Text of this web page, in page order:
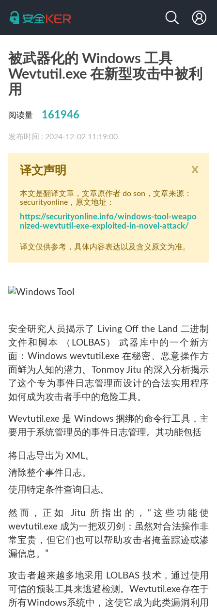
被武器化的 Windows 工具
Wevtutil.exe 在新型攻击中被利
用
阅读量 161946
发布时间 : 2024-12-02 11:19:00
x
译文声明
本文是翻译文章，文章原作者 do son ，文章来源：
securityonline，原文地址：
https://securityonline.info/windows-tool-weapo
nized-wevtutil-exe-exploited-in-novel-attack/
译文仅供参考，具体内容表达以及含义原文为准。
安全研究人员揭示了 Living Off the Land 二进制
文件和脚本 （LOLBAS） 武器库中的一个新方
面：Windows wevtutil.exe 在秘密、恶意操作方
面鲜为人知的潜力。Tonmoy Jitu 的深入分析揭示
了这个专为事件日志管理而设计的合法实用程序
如何成为攻击者手中的危险工具。
Wevtutil.exe 是 Windows 捆绑的命令行工具，主
要用于系统管理员的事件日志管理。其功能包括
将日志导出为 XML。
清除整个事件日志。
使用特定条件查询日志。
然而，正如 Jitu 所指出的，“这些功能使
wevtutil.exe 成为一把双刃剑：虽然对合法操作非
常宝贵，但它们也可以帮助攻击者掩盖踪迹或渗
漏信息。”
攻击者越来越多地采用 LOLBAS 技术，通过使用
可信的预装工具来逃避检测。Wevtutil.exe存在于
所有Windows系统中，这使它成为此类漏洞利用